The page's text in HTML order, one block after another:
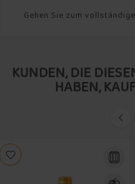
Gehen Sie zum
KUNDEN, DIE
HABEN,
